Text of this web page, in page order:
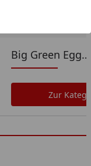
Big Green Egg
Accessoires
Zur